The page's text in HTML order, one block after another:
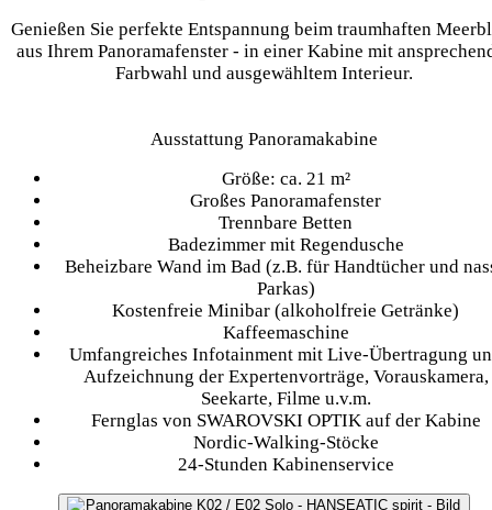
Genießen Sie perfekte Entspannung beim traumhaften
aus Ihrem Panoramafenster - in einer Kabine mit
Farbwahl und ausgewähltem Interieur.
Ausstattung Panoramakabine
Größe: ca. 21 m²
Großes Panoramafenster
Trennbare Betten
Badezimmer mit Regendusche
Beheizbare Wand im Bad (z.B. für Handtücher und
Parkas)
Kostenfreie Minibar (alkoholfreie Getränke)
Kaffeemaschine
Umfangreiches Infotainment mit Live-Übertragung
Aufzeichnung der Expertenvorträge, Vorauskamera,
Seekarte, Filme u.v.m.
Fernglas von SWAROVSKI OPTIK auf der Kabine
Nordic-Walking-Stöcke
24-Stunden Kabinenservice